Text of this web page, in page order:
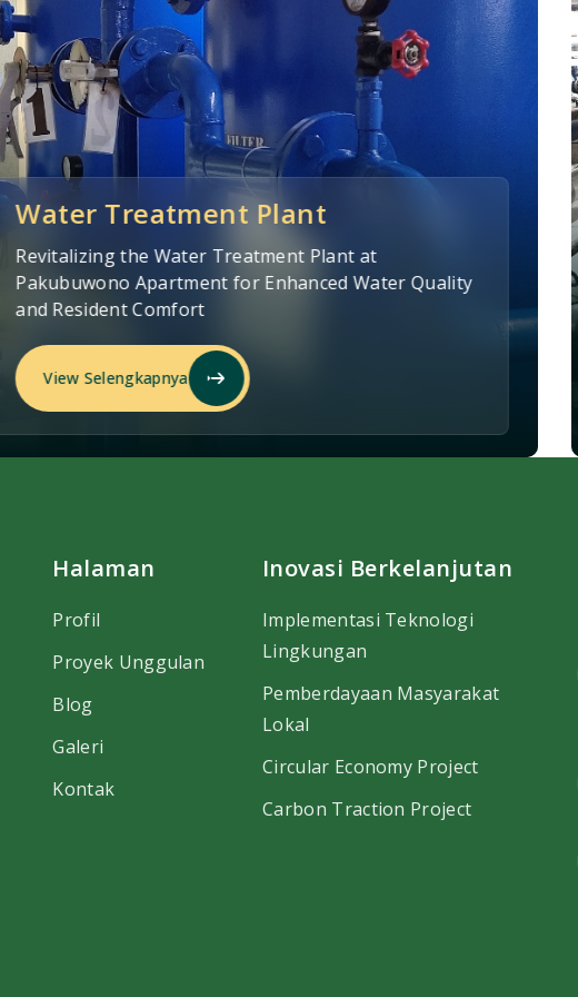
Wastewater Treatment Plant
Upgrading the Wastewater Treatment Plant at Mall
Casablanca for Enhanced Environmental
Performance
View Selengkapnya
Halaman
Profil
Proyek Unggulan
Blog
Galeri
Kontak
Inovasi Berkelanjutan
Implementasi Teknologi
Lingkungan
Pemberdayaan Masyarakat
Lokal
Circular Economy Project
Carbon Traction Project